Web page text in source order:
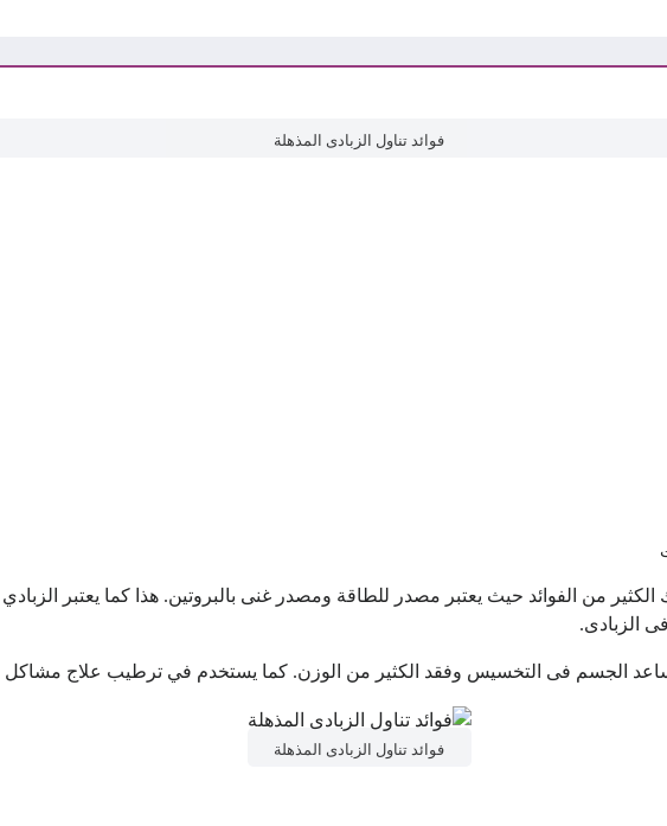
فوائد تناول الزبادى المذهلة
الكثير من الفوائد حيث يعتبر مصدر للطاقة ومصدر غنى بالبروتين. هذا كما يعتبر
الزبادى.
الجسم فى التخسيس وفقد الكثير من الوزن. كما يستخدم في ترطيب علاج مشاكل
فوائد تناول الزبادى المذهلة